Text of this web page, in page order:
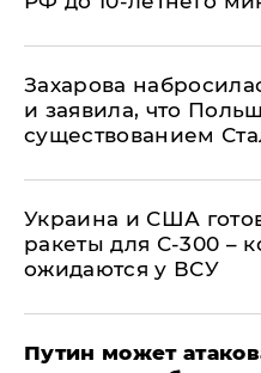
​Захарова
и заявила, что
существованием
Украина и США
ракеты для С-300 –
ожидаются у ВСУ
Путин может